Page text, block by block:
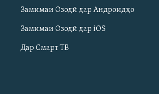
Замимаи Озодӣ дар Андроидҳо
Замимаи Озодӣ дар iOS
Дар Смарт ТВ